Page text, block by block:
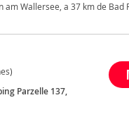
am Wallersee, a 37 km de Bad
Parzelle 137,